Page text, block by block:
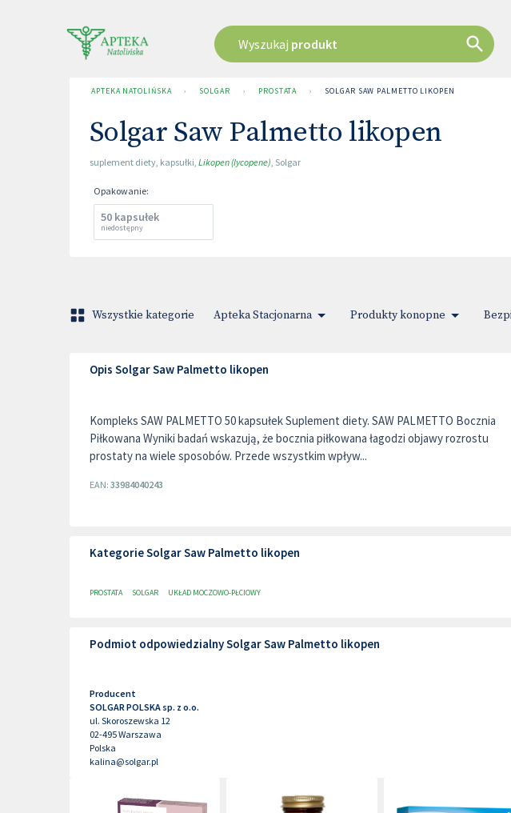
Wyszukaj produkt
APTEKA NATOLIŃSKA › SOLGAR › PROSTATA › SOLGAR SAW PALMETTO LIKOPEN
Solgar Saw Palmetto likopen
suplement diety, kapsułki, Likopen (lycopene), Solgar
Opakowanie:
50 kapsułek
niedostępny
Wszystkie kategorie Apteka Stacjonarna Produkty konopne
Opis Solgar Saw Palmetto likopen
Kompleks SAW PALMETTO 50 kapsułek Suplement diety. SAW PALMETTO Bocznia
Piłkowana Wyniki badań wskazują, że bocznia piłkowana łagodzi objawy rozrostu
prostaty na wiele sposobów. Przede wszystkim wpływ...
EAN: 33984040243
Kategorie Solgar Saw Palmetto likopen
PROSTATA SOLGAR UKŁAD MOCZOWO-PŁCIOWY
Podmiot odpowiedzialny Solgar Saw Palmetto likopen
Producent
SOLGAR POLSKA sp. z o.o.
ul. Skoroszewska 12
02-495Warszawa
Polska
kalina@solgar.pl